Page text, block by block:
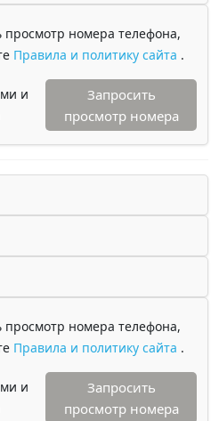
номера телефона,
Правила и политику сайта .
и
Запросить
просмотр номера
номера телефона,
Правила и политику сайта .
и
Запросить
просмотр номера